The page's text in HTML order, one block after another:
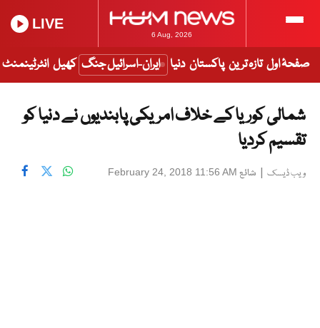
6 Aug, 2026
LIVE
صفحۂ اول تازہ ترین پاکستان دنیا ایران-اسرائیل جنگ کھیل انٹرٹینمنٹ
شمالی کوریا کے خلاف امریکی پابندیوں نے دنیا کو
تقسیم کردیا
ویب ڈیسک | شائع February 24, 2018 11:56 AM